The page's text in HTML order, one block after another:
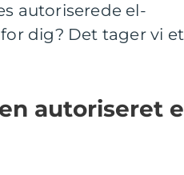
autoriserede el-
dig? Det tager vi et
autoriseret